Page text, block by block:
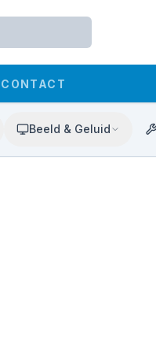
CONTACT
Beeld & Geluid